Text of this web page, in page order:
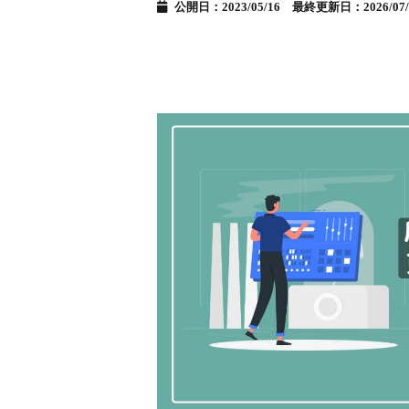
公開日：2023/05/16 最終更新日：2026/